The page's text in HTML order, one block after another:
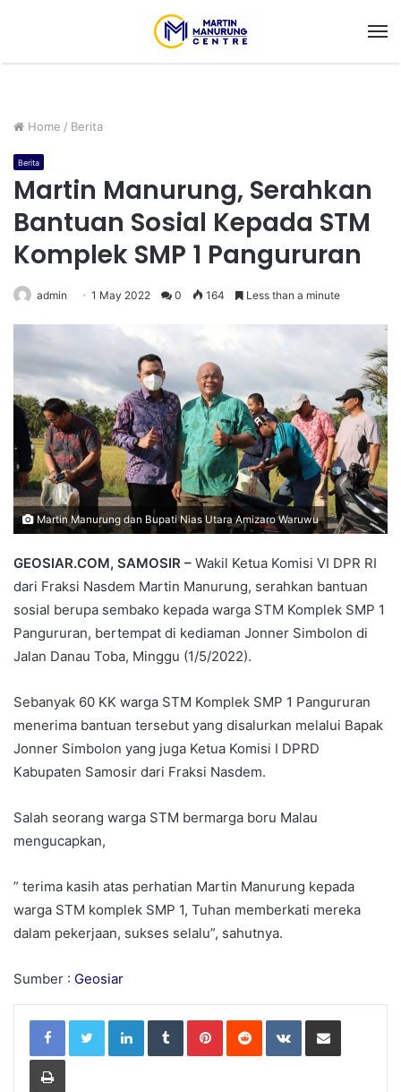
Home / Berita
Berita
Martin Manurung, Serahkan
Bantuan Sosial Kepada STM
Komplek SMP 1 Pangururan
admin 1 May 2022 0 164 Less than a minute
Martin Manurung dan Bupati Nias Utara Amizaro Waruwu
GEOSIAR.COM, SAMOSIR – Wakil Ketua Komisi VI DPR RI
dari Fraksi Nasdem Martin Manurung, serahkan bantuan
sosial berupa sembako kepada warga STM Komplek SMP 1
Pangururan, bertempat di kediaman Jonner Simbolon di
Jalan Danau Toba, Minggu (1/5/2022).
Sebanyak 60 KK warga STM Komplek SMP 1 Pangururan
menerima bantuan tersebut yang disalurkan melalui Bapak
Jonner Simbolon yang juga Ketua Komisi I DPRD
Kabupaten Samosir dari Fraksi Nasdem.
Salah seorang warga STM bermarga boru Malau
mengucapkan,
” terima kasih atas perhatian Martin Manurung kepada
warga STM komplek SMP 1, Tuhan memberkati mereka
dalam pekerjaan, sukses selalu”, sahutnya.
Sumber : Geosiar
LinkedIn Tumblr Pinterest Reddit VKontakte
Print